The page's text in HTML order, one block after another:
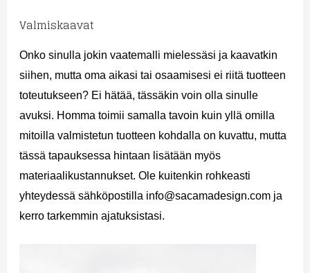
Valmiskaavat
Onko sinulla jokin vaatemalli mielessäsi ja kaavatkin
siihen, mutta oma aikasi tai osaamisesi ei riitä tuotteen
toteutukseen? Ei hätää, tässäkin voin olla sinulle
avuksi. Homma toimii samalla tavoin kuin yllä omilla
mitoilla valmistetun tuotteen kohdalla on kuvattu, mutta
tässä tapauksessa hintaan lisätään myös
materiaalikustannukset. Ole kuitenkin rohkeasti
yhteydessä sähköpostilla info@sacamadesign.com ja
kerro tarkemmin ajatuksistasi.